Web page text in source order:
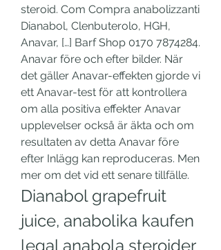
steroid. Com Compra anabolizzanti
Dianabol, Clenbuterolo, HGH,
Anavar, […] Barf Shop 0170 7874284.
Anavar före och efter bilder. När
det gäller Anavar-effekten gjorde vi
ett Anavar-test för att kontrollera
om alla positiva effekter Anavar
upplevelser också är äkta och om
resultaten av detta Anavar före
efter Inlägg kan reproduceras. Men
mer om det vid ett senare tillfälle.
Dianabol grapefruit
juice, anabolika kaufen
legal anabola steroider